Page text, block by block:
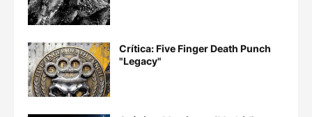
Crítica: Five Finger Death Punch
"Legacy"